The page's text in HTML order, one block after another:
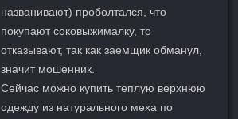
названивают) проболтался, что
покупают соковыжималку, то
отказывают, так как заемщик обманул,
значит мошенник.
Сейчас можно купить теплую верхнюю
одежду из натурального меха по